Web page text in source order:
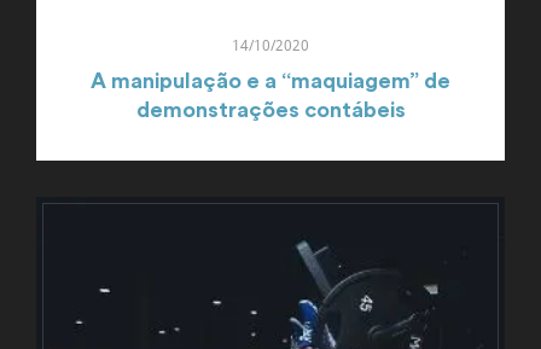
14/10/2020
A manipulação e a “maquiagem” de
demonstrações contábeis